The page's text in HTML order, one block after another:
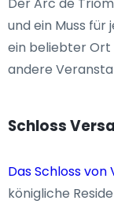
und ein Muss für
ein beliebter
andere
Schloss
Das Schloss von
königliche